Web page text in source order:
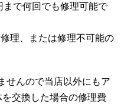
で何回でも修理可能で
理、または修理不可能の
せんので当店以外にもア
交換した場合の修理費